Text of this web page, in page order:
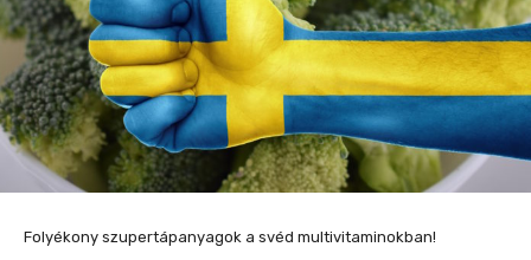
Folyékony szupertápanyagok a svéd multivitaminokban!